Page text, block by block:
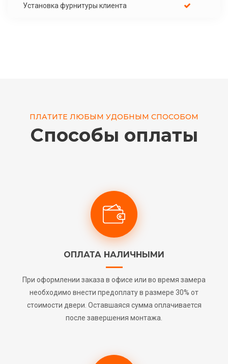
Установка фурнитуры клиента
ПЛАТИТЕ ЛЮБЫМ УДОБНЫМ СПОСОБОМ
Способы оплаты
ОПЛАТА НАЛИЧНЫМИ
При оформлении заказа в офисе или во время замера
необходимо внести предоплату в размере 30% от
стоимости двери. Оставшаяся сумма оплачивается
после завершения монтажа.